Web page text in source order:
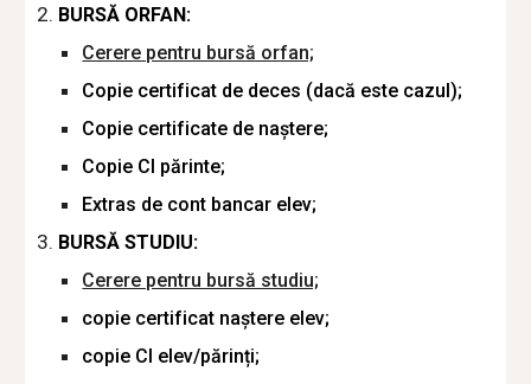
BURSĂ ORFAN:
Cerere pentru bursă orfan;
Copie certificat de deces (dacă este cazul);
Copie certificate de naștere;
Copie CI părinte;
Extras de cont bancar elev;
BURSĂ STUDIU:
Cerere pentru bursă studiu;
copie certificat naștere elev;
copie CI elev/părinți;